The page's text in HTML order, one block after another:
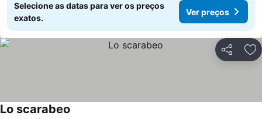
Selecione as datas para ver os preços
exatos.
Ver preços
Partilhar
Lo scarabeo